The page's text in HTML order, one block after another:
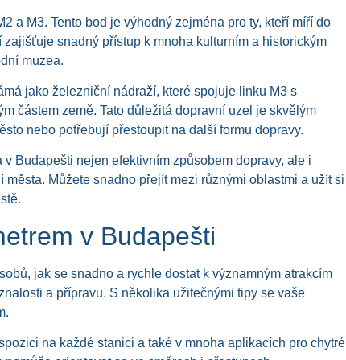
a M3. Tento bod je výhodný zejména pro ty, kteří míří do
snadný přístup k mnoha kulturním a historickým
muzea.
jako železniční nádraží, které spojuje linku M3 s
částem země. Tato důležitá dopravní uzel je skvělým
nebo potřebují přestoupit na další formu dopravy.
Budapešti nejen efektivním způsobem dopravy, ale i
Můžete snadno přejít mezi různými oblastmi a užít si
v Budapešti
jak se snadno a rychle dostat k významným atrakcím
a přípravu. S několika užitečnými tipy se vaše
na každé stanici a také v mnoha aplikacích pro chytré